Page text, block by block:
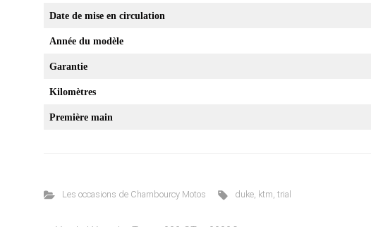
Date de mise en circulation
Année du modèle
Garantie
Kilomètres
Première main
Les occasions de Chambourcy Motos duke, ktm,trial